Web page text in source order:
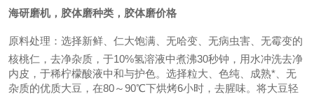
海研磨机，胶体磨种类，胶体磨价格
原料处理：选择新鲜、仁大饱满、无哈变、无病虫害、无霉变的
核桃仁，去净杂质，于10%氢溶液中煮沸30秒钟，用水冲洗去净
内皮，于稀柠檬酸液中和与护色。选择粒大、色纯、成熟*、无
杂质的优质大豆，在80～90℃下烘烤6小时，去腥味。将大豆轻